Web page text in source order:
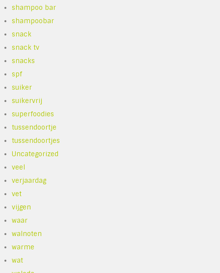
shampoo bar
shampoobar
snack
snack tv
snacks
spf
suiker
suikervrij
superfoodies
tussendoortje
tussendoortjes
Uncategorized
veel
verjaardag
vet
vijgen
waar
walnoten
warme
wat